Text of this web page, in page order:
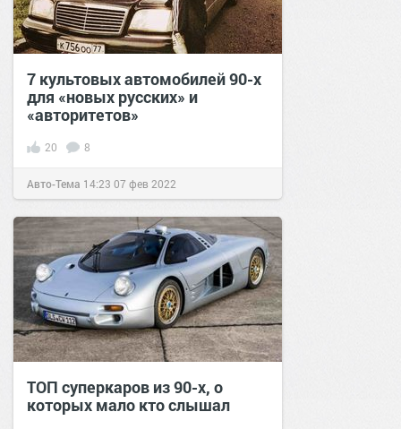
7 культовых автомобилей 90-х
для «новых русских» и
«авторитетов»
20 8
Авто-Тема 14:23 07 фев 2022
ТОП суперкаров из 90-х, о
которых мало кто слышал